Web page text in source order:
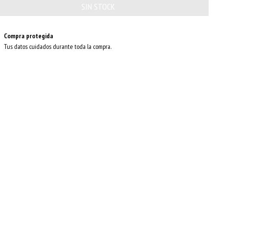
Compra protegida
Tus datos cuidados durante toda la compra.